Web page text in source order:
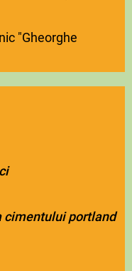
"Gheorghe
cimentului portland